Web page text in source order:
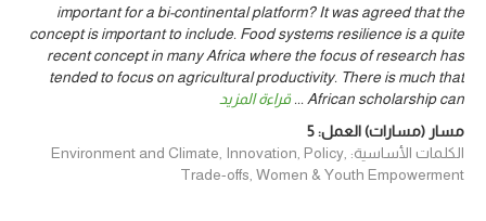
important for a bi-continental platform? It was agreed that the
concept is important to include. Food systems resilience is a quite
recent concept in many Africa where the focus of research has
tended to focus on agricultural productivity. There is much that
African scholarship can
... قراءة المزيد
مسار (مسارات) العمل:5
الكلمات الأساسية: Environment and Climate, Innovation, Policy,
Trade-offs, Women & Youth Empowerment